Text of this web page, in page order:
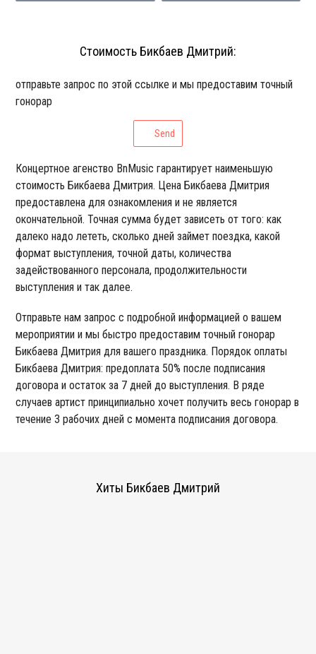
Стоимость Бикбаев Дмитрий:
отправьте запрос по этой ссылке и мы предоставим точный
гонорар
Send
Концертное агенство BnMusic гарантирует наименьшую
стоимость Бикбаева Дмитрия. Цена Бикбаева Дмитрия
предоставлена для ознакомления и не является
окончательной. Точная сумма будет зависеть от того: как
далеко надо лететь, сколько дней займет поездка, какой
формат выступления, точной даты, количества
задействованного персонала, продолжительности
выступления и так далее.
Отправьте нам запрос с подробной информацией о вашем
мероприятии и мы быстро предоставим точный гонорар
Бикбаева Дмитрия для вашего праздника. Порядок оплаты
Бикбаева Дмитрия: предоплата 50% после подписания
договора и остаток за 7 дней до выступления. В ряде
случаев артист принципиально хочет получить весь гонорар в
течение 3 рабочих дней с момента подписания договора.
Хиты Бикбаев Дмитрий